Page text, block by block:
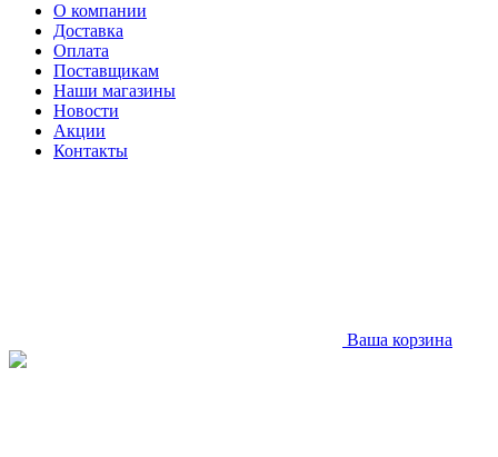
О компании
Доставка
Оплата
Поставщикам
Наши магазины
Новости
Акции
Контакты
Ваша корзина